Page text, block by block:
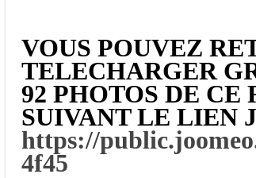
VOUS POUVEZ
TELECHARGER
92 PHOTOS DE CE
SUIVANT LE LIEN
https://
4f45